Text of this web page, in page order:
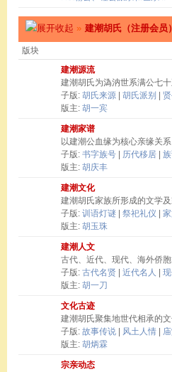
» 建潮胡氏（注册会员）
版块
建潮源流
建潮胡氏为溈汭世系满公七
子版: 胡氏来源 胡氏派别
版主: 胡一宾
建潮家谱
以建潮公血缘为核心亲缘关
子版: 书字族号 历代移居
版主: 胡庆丰
建潮文化
建潮胡氏家族所形成的文学及
子版: 训语灯谜 祭祀礼仪
版主: 胡玉珠
建潮人文
古代、近代、现代、海外侨胞
子版: 古代名贤 近代名人
版主: 胡一刀
文化古迹
建潮胡氏聚集地世代相承的文
子版: 故事传说 风土人情
版主: 胡炳霖
宗亲动态